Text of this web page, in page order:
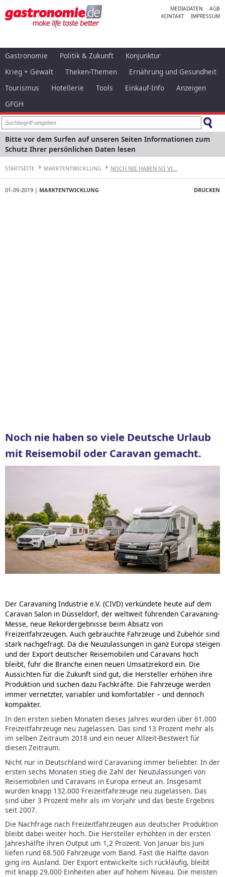
MEDIADATEN
AGB
KONTAKT
IMPRESSUM
Gastronomie Politik & Zukunft
Konjunktur
Krieg + Gewalt
Theken-Themen
Ernährung und Gesundheit
Tourismus
Hotellerie Tools Einkauf-Info
Anzeigen
GFGH
Bitte vor dem Surfen auf unseren Seiten Informationen zum
Schutz Ihrer persönlichen Daten lesen
STARTSEITE MARKTENTWICKLUNG NOCH NIE HABEN SO VI...
DRUCKEN
01-09-2019 | MARKTENTWICKLUNG
Noch nie haben so viele Deutsche Urlaub
mit Reisemobil oder Caravan gemacht.
Der Caravaning Industrie e.V. (CIVD) verkündete heute auf dem
Caravan Salon in Düsseldorf, der weltweit führenden Caravaning-
Messe, neue Rekordergebnisse beim Absatz von
Freizeitfahrzeugen. Auch gebrauchte Fahrzeuge und Zubehör sind
stark nachgefragt. Da die Neuzulassungen in ganz Europa steigen
und der Export deutscher Reisemobilen und Caravans hoch
bleibt, fuhr die Branche einen neuen Umsatzrekord ein. Die
Aussichten für die Zukunft sind gut, die Hersteller erhöhen ihre
Produktion und suchen dazu Fachkräfte. Die Fahrzeuge werden
immer vernetzter, variabler und komfortabler – und dennoch
kompakter.
In den ersten sieben Monaten dieses Jahres wurden über 61.000
Freizeitfahrzeuge neu zugelassen. Das sind 13 Prozent mehr als
im selben Zeitraum 2018 und ein neuer Allzeit-Bestwert für
diesen Zeitraum.
Nicht nur in Deutschland wird Caravaning immer beliebter. In der
ersten sechs Monaten stieg die Zahl der Neuzulassungen von
Reisemobilen und Caravans in Europa erneut an. Insgesamt
wurden knapp 132.000 Freizeitfahrzeuge neu zugelassen. Das
sind über 3 Prozent mehr als im Vorjahr und das beste Ergebnis
seit 2007.
Die Nachfrage nach Freizeitfahrzeugen aus deutscher Produktion
bleibt dabei weiter hoch. Die Hersteller erhöhten in der ersten
Jahreshälfte ihren Output um 1,2 Prozent. Von Januar bis Juni
liefen rund 68.500 Fahrzeuge vom Band. Fast die Hälfte davon
ging ins Ausland. Der Export entwickelte sich rückläufig, bleibt
mit knapp 29.000 Einheiten aber auf hohem Niveau. Die meisten